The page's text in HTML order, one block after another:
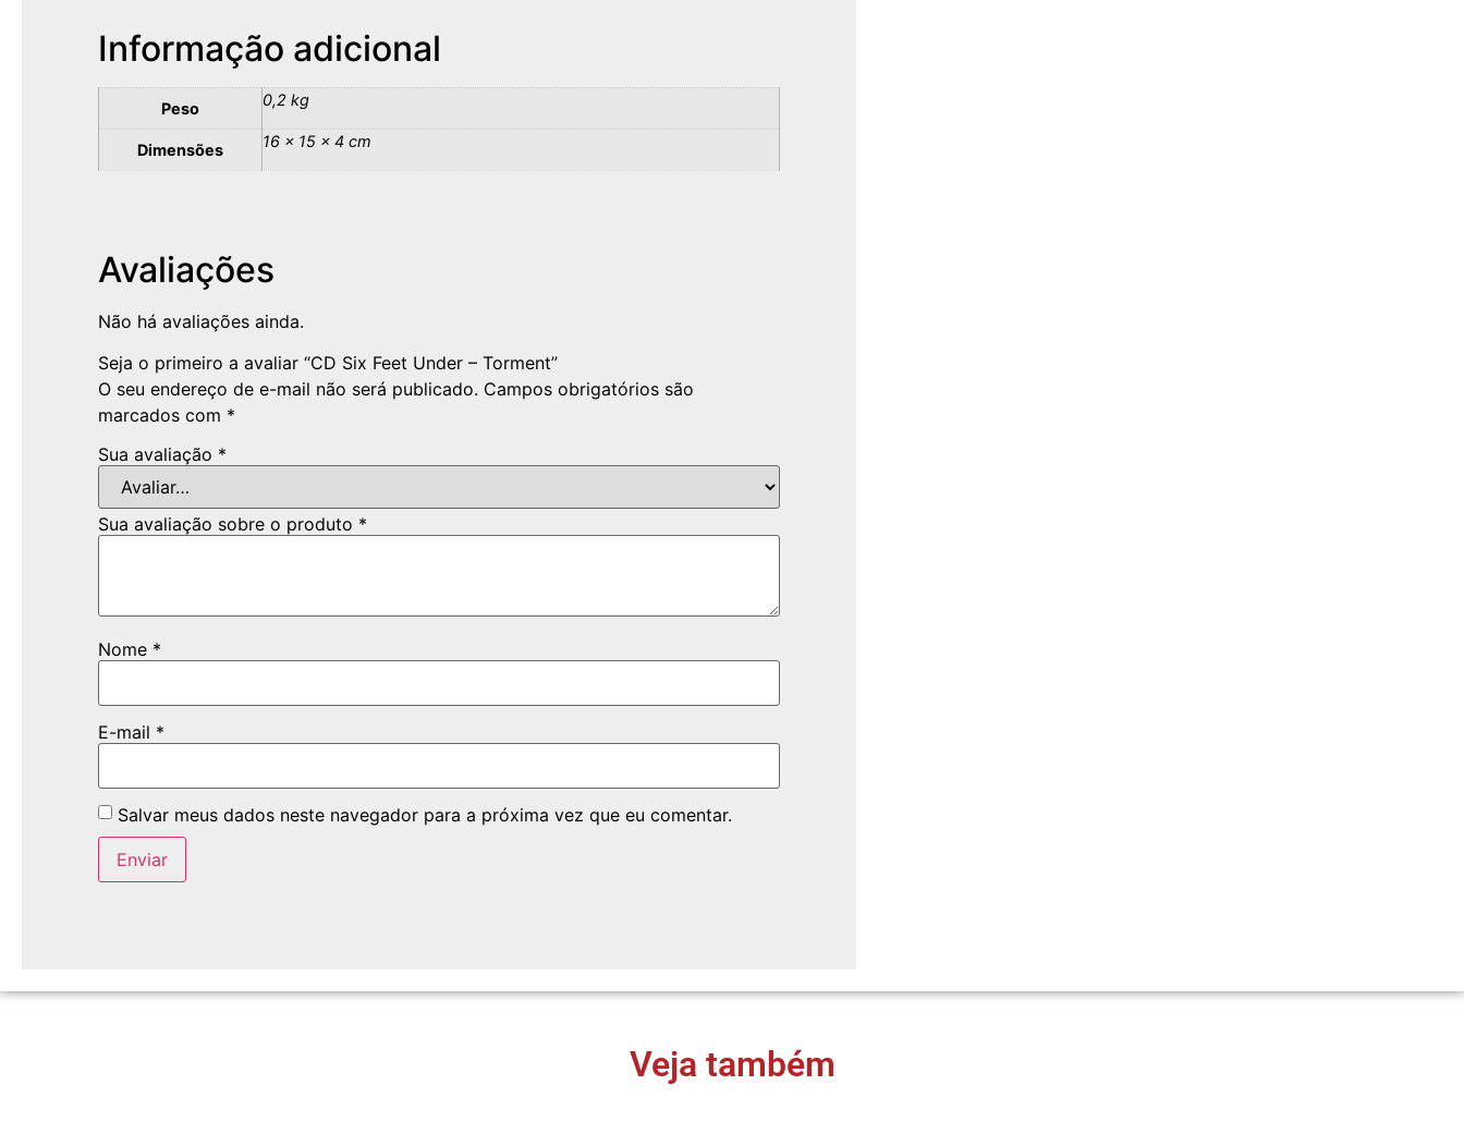
Informação adicional
Peso 0,2 kg
Dimensões 16 × 15 × 4 cm
Avaliações
Não há avaliações ainda.
Seja o primeiro a avaliar “CD Six Feet Under – Torment”
O seu endereço de e-mail não será publicado. Campos obrigatórios são
marcados com *
Sua avaliação *
Sua avaliação sobre o produto *
Nome *
E-mail *
Salvar meus dados neste navegador para a próxima vez que eu comentar.
Veja também